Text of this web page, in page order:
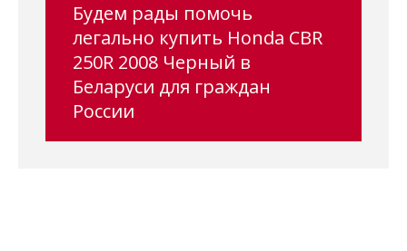
Будем рады помочь
легально купить Honda CBR
250R 2008 Черный в
Беларуси для граждан
России